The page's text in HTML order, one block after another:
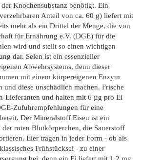
Knochensubstanz benötigt. Ein
Anteil von ca. 60 g) liefert mit
mehr als ein Drittel der Menge, die von
für Ernährung e.V. (DGE) für die
wird und stellt so einen wichtigen
dar. Selen ist ein essenzieller
Abwehrsystems, denn dieser
mit einem körpereigenen Enzym
und diese unschädlich machen. Frische
Lieferanten und halten mit 6 µg pro Ei
Zufuhrempfehlungen für eine
Der Mineralstoff Eisen ist ein
der roten Blutkörperchen, die Sauerstoff
Eier tragen in jeder Form - ob als
Frühstücksei - zu einer